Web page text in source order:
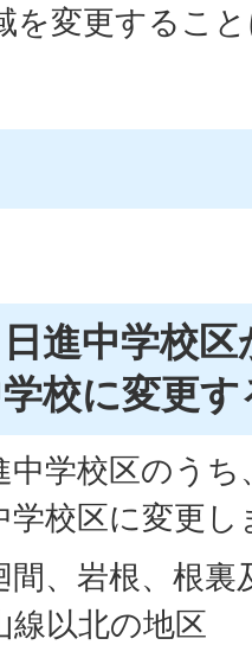
を変更するこ
進中学校
校に変更す
中学校区のう
学校区に変更し
間、岩根、根
線以北の地区